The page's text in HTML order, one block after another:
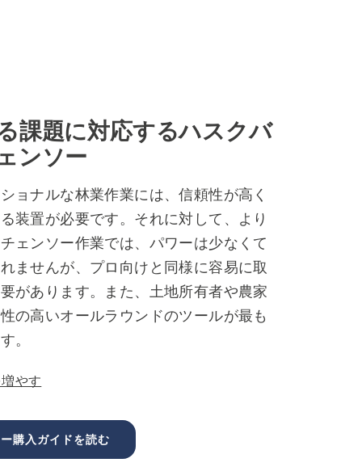
課題に対応するハスクバ
ンソー
ョナルな林業作業には、信頼性が高く
装置が必要です。それに対して、より
ェンソー作業では、パワーは少なくて
ませんが、プロ向けと同様に容易に取
があります。また、土地所有者や農家
の高いオールラウンドのツールが最も
。
やす
購入ガイドを読む